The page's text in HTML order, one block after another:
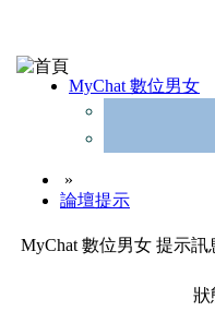
MyChat 數位男女
»
論壇提示
MyChat 數位男女 提示訊
狀